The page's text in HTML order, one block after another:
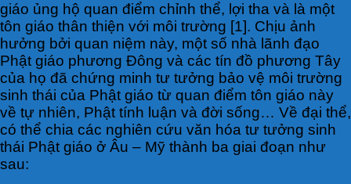
giáo ủng hộ quan điểm chỉnh thể, lợi tha và là một
tôn giáo thân thiện với môi trường [1]. Chịu ảnh
hưởng bởi quan niệm này, một số nhà lãnh đạo
Phật giáo phương Đông và các tín đồ phương Tây
của họ đã chứng minh tư tưởng bảo vệ môi trường
sinh thái của Phật giáo từ quan điểm tôn giáo này
về tự nhiên, Phật tính luận và đời sống… Về đại thể,
có thể chia các nghiên cứu văn hóa tư tưởng sinh
thái Phật giáo ở Âu – Mỹ thành ba giai đoạn như
sau: